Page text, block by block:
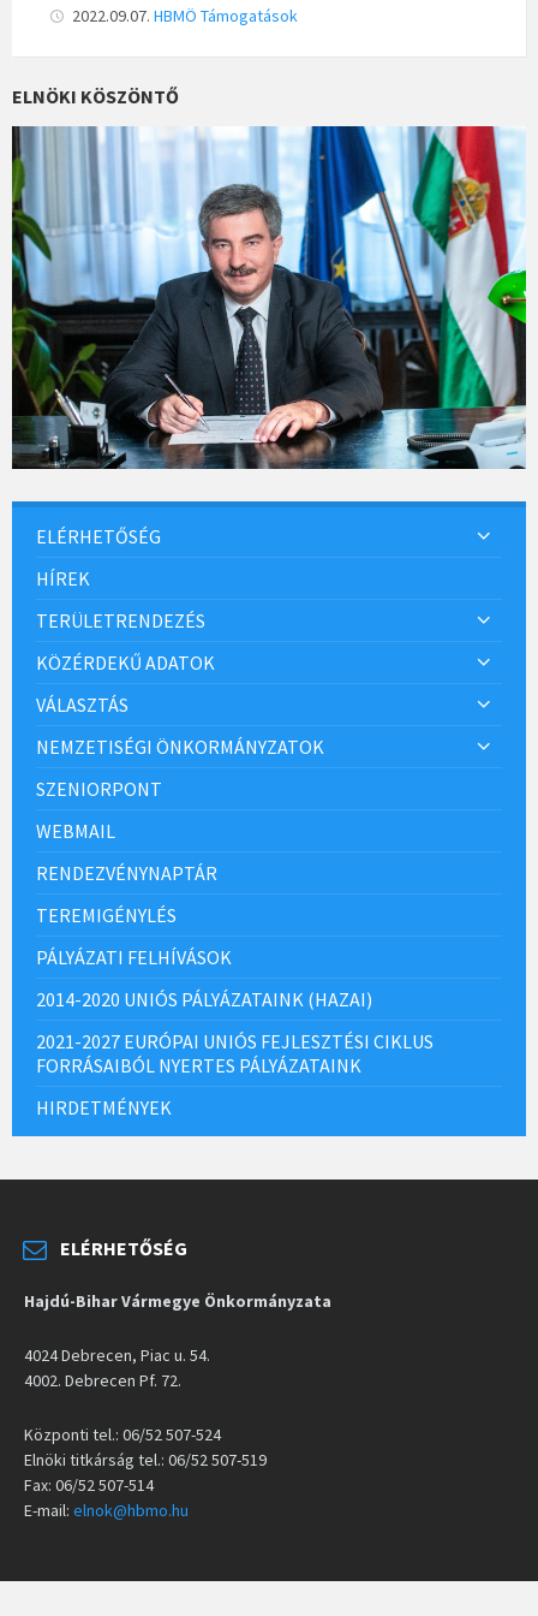
b
o
o
k
ai
l
ar
e
2022.09.07. HBMÖ Támogatások
ELNÖKI KÖSZÖNTŐ
ELÉRHETŐSÉG
HÍREK
TERÜLETRENDEZÉS
KÖZÉRDEKŰ ADATOK
VÁLASZTÁS
NEMZETISÉGI ÖNKORMÁNYZATOK
SZENIORPONT
WEBMAIL
RENDEZVÉNYNAPTÁR
TEREMIGÉNYLÉS
PÁLYÁZATI FELHÍVÁSOK
2014-2020 UNIÓS PÁLYÁZATAINK (HAZAI)
2021-2027 EURÓPAI UNIÓS FEJLESZTÉSI CIKLUS
FORRÁSAIBÓL NYERTES PÁLYÁZATAINK
HIRDETMÉNYEK
ELÉRHETŐSÉG
Hajdú-Bihar Vármegye Önkormányzata
4024 Debrecen, Piac u. 54.
4002. Debrecen Pf. 72.
Központi tel.: 06/52 507-524
Elnöki titkárság tel.: 06/52 507-519
Fax: 06/52 507-514
E-mail: elnok@hbmo.hu